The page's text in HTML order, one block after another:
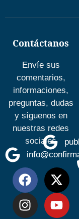
Contáctanos
Envíe sus
comentarios,
informaciones,
preguntas, dudas
y síguenos en
nuestras redes
sociales